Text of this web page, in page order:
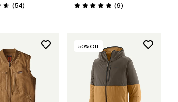
4.7 / 5
(54Comentarios
) Valoración: 4.9 / 5
(9Comentarios
)
50% Off